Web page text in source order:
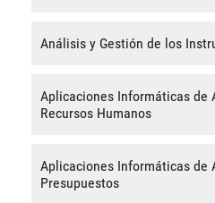
Análisis y Gestión de los
Aplicaciones Informáticas de
Recursos Humanos
Aplicaciones Informáticas de
Presupuestos